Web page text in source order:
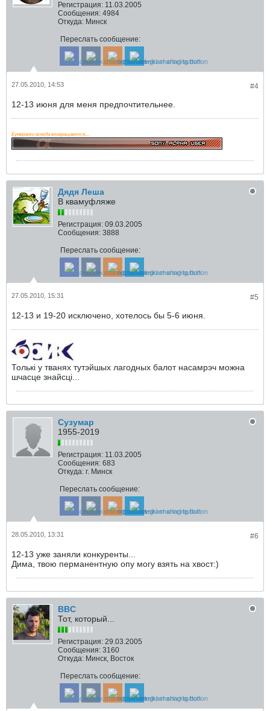
Регистрация: 11.03.2005
Сообщения: 4984
Откуда: Минск
Переслать сообщение:
#4
27.05.2010, 14:53
12-13 июня для меня предпочтительнее.
Бумеранги всегда возвращаются....
Дядя Леша
В квамуфляже
Регистрация: 09.03.2005
Сообщения: 3888
Переслать сообщение:
#5
27.05.2010, 15:31
12-13 и 19-20 исключено, хотелось бы 5-6 июня.
Толькi у тванях тутэйшых лагодных балот насамрэч можна
шчасце знайсцi...
Сузумар
1955-2019
Регистрация: 11.03.2005
Сообщения: 683
Откуда: г. Минск
Переслать сообщение:
#6
28.05.2010, 13:31
12-13 уже заняли конкуренты...
Дима, твою перманентную опу могу взять на хвост:)
BBC
Тот, который...
Регистрация: 29.03.2005
Сообщения: 3160
Откуда: Минск, Восток
Переслать сообщение: